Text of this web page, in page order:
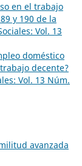
en el trabajo
y 190 de la
Vol. 13
doméstico
decente?
Vol. 13 Núm.
avanzada